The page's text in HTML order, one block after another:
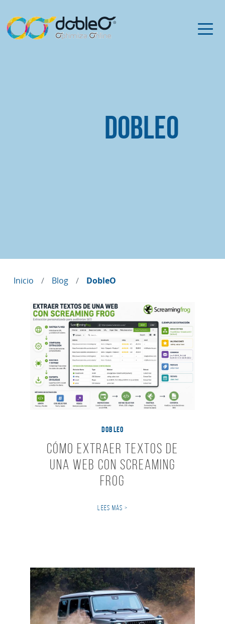
dobleO
Inicio Blog DobleO
DOBLEO
Cómo extraer textos de
una web con Screaming
Frog
LEES MÁS >